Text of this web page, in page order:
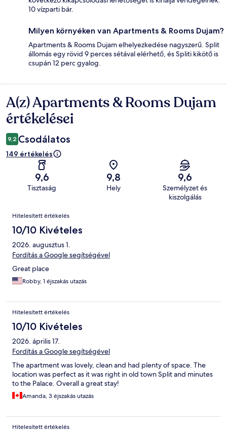
10 vízparti bár.
Milyen környéken van Apartments & Rooms Dujam?
Apartments & Rooms Dujam elhelyezkedése nagyszerű. Split
állomás egy rövid 9 perces sétával elérhető, és Spliti kikötő is
csupán 12 perc gyalog.
Értékelések
A(z) Apartments & Rooms Dujam
értékelései
9,2 Csodálatos
149 értékelés
9,6
Tisztaság
9,8
Hely
9,6
Személyzet és
kiszolgálás
Értékelések
Hitelesített értékelés
10/10 Kivételes
2026. augusztus 1.
Fordítás a Google segítségével
Great place
Robby, 1 éjszakás utazás
Hitelesített értékelés
10/10 Kivételes
2026. április 17.
Fordítás a Google segítségével
The apartment was lovely, clean and had plenty of space. The
location was perfect as it was right in old town Split and minutes
to the Palace. Overall a great stay!
Amanda, 3 éjszakás utazás
Hitelesített értékelés